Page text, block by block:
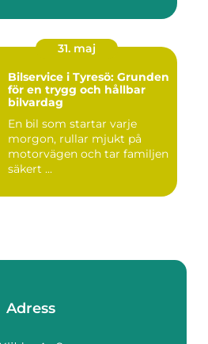
31. maj
Bilservice i Tyresö: Grunden
för en trygg och hållbar
bilvardag
En bil som startar varje
morgon, rullar mjukt på
motorvägen och tar familjen
säkert ...
Adress